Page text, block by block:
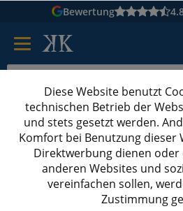
Bewertung
Kartons bedruckenKartons
Regalkarton bedrucken
300x100x100 mm
Diese Website benutzt
technischen Betrieb der
und stets gesetzt werden.
Komfort bei Benutzung dieser
Direktwerbung dienen
anderen Websites und
vereinfachen sollen,
Zustimmung